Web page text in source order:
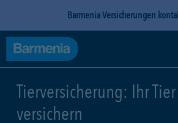
Barmenia Versicherungen
Tierversicherung: Ihr
versichern